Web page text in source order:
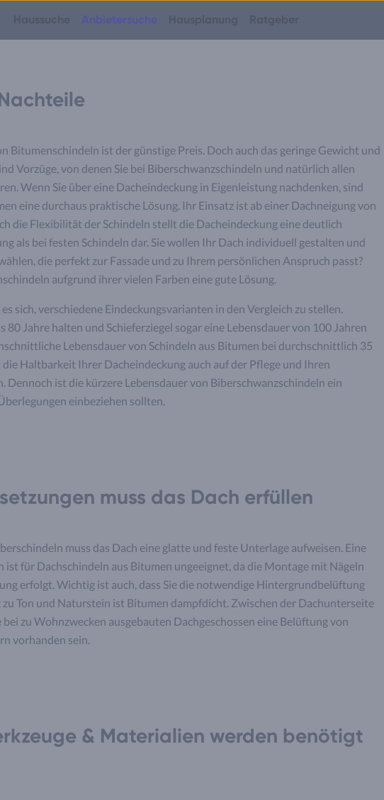
Haussuche Anbietersuche Hausplanung Ratgeber
das Bitumen bei starker Hitze nicht klebrig wird.
Bitumenschindeln ist der günstige Preis. Doch auch das geringe Gewicht und
Vorzüge, von denen Sie bei Biberschwanzschindeln und natürlich allen
Wenn Sie über eine Dacheindeckung in Eigenleistung nachdenken, sind
eine durchaus praktische Lösung. Ihr Einsatz ist ab einer Dachneigung von
die Flexibilität der Schindeln stellt die Dacheindeckung eine deutlich
als bei festen Schindeln dar. Sie wollen Ihr Dach individuell gestalten und
die perfekt zur Fassade und zu Ihrem persönlichen Anspruch passt?
aufgrund ihrer vielen Farben eine gute Lösung.
sich, verschiedene Eindeckungsvarianten in den Vergleich zu stellen.
80 Jahre halten und Schieferziegel sogar eine Lebensdauer von 100 Jahren
Lebensdauer von Schindeln aus Bitumen bei durchschnittlich 35
Haltbarkeit Ihrer Dacheindeckung auch auf der Pflege und Ihren
Dennoch ist die kürzere Lebensdauer von Biberschwanzschindeln ein
einbeziehen sollten.
muss das Dach erfüllen
muss das Dach eine glatte und feste Unterlage aufweisen. Eine
für Dachschindeln aus Bitumen ungeeignet, da die Montage mit Nägeln
erfolgt. Wichtig ist auch, dass Sie die notwendige Hintergrundbelüftung
zu Ton und Naturstein ist Bitumen dampfdicht. Zwischen der Dachunterseite
zu Wohnzwecken ausgebauten Dachgeschossen eine Belüftung von
vorhanden sein.
& Materialien werden benötigt